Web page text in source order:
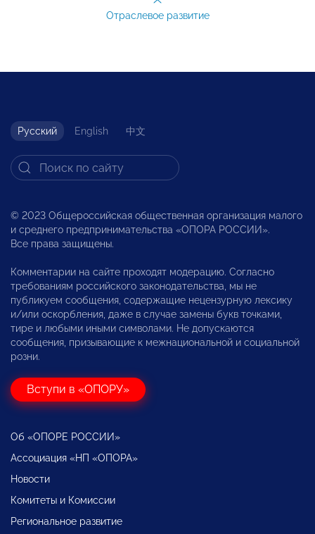
Отраслевое развитие
Русский English 中文
© 2023 Общероссийская общественная организация малого
и среднего предпринимательства «ОПОРА РОССИИ».
Все права защищены.
Комментарии на сайте проходят модерацию. Согласно
требованиям российского законодательства, мы не
публикуем сообщения, содержащие нецензурную лексику
и/или оскорбления, даже в случае замены букв точками,
тире и любыми иными символами. Не допускаются
сообщения, призывающие к межнациональной и социальной
розни.
Вступи в «ОПОРУ»
Об «ОПОРЕ РОССИИ»
Ассоциация «НП «ОПОРА»
Новости
Комитеты и Комиссии
Региональное развитие